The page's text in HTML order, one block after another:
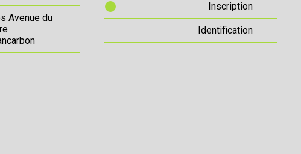
Avenue du
Inscription
Identification